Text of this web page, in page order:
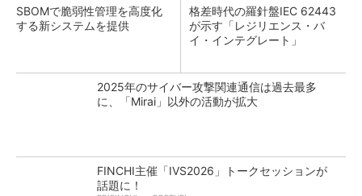
SBOMで脆弱性管理を高度化
する新システムを提供
格差時代の羅針盤IEC 62443
が示す「レジリエンス・バ
イ・インテグレート」
2025年のサイバー攻撃関連通信は過去最多
に、「Mirai」以外の活動が拡大
FINCHI主催「IVS2026」トークセッションが
話題に！